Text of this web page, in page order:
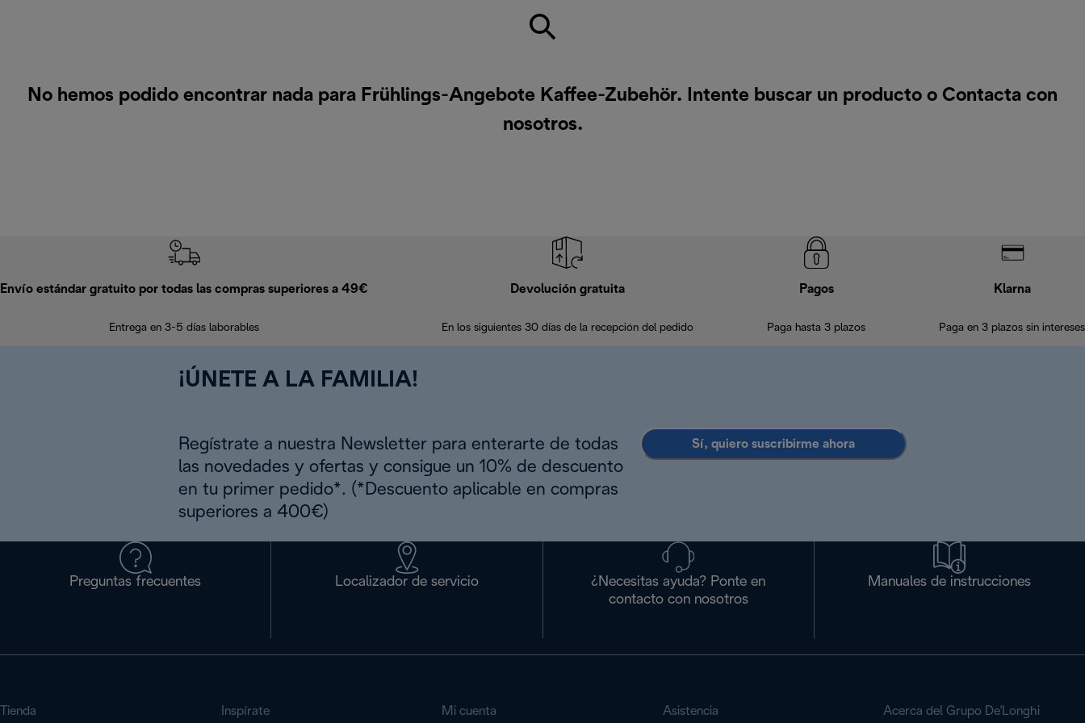
No hemos podido encontrar nada para Frühlings-Angebote Kaffee-Zubehör. Intente buscar un producto o Contacta con
nosotros.
Envío estándar gratuito por todas las compras superiores a 49€
Entrega en 3-5 días laborables
Devolución gratuita
En los siguientes 30 días de la recepción del pedido
Pagos
Paga hasta 3 plazos
Klarna
Paga en 3 plazos sin intereses
¡ÚNETE A LA FAMILIA!
Regístrate a nuestra Newsletter para enterarte de todas
las novedades y ofertas y consigue un 10% de descuento
en tu primer pedido*. (*Descuento aplicable en compras
superiores a 400€)
Sí, quiero suscribirme ahora
Preguntas frecuentes Localizador de servicio
¿Necesitas ayuda? Ponte en
contacto con nosotros
Manuales de instrucciones
Tienda Inspírate Mi cuenta Asistencia Acerca del Grupo De'Longhi